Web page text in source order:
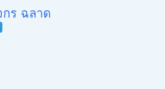
กร ฉลาด